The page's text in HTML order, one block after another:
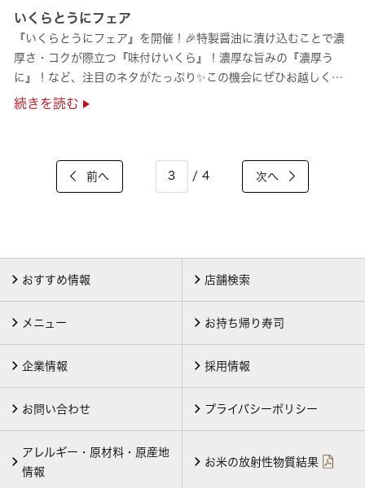
いくらとうにフェア
『いくらとうにフェア』を開催！🎉特製醤油に漬け込むことで濃
厚さ・コクが際立つ『味付けいくら』！濃厚な旨みの『濃厚う
に』！など、注目のネタがたっぷり✨この機会にぜひお越しくだ
さい！
続きを読む
前へ / 4 次へ
おすすめ情報 店舗検索
メニュー お持ち帰り寿司
企業情報 採用情報
お問い合わせ プライバシーポリシー
アレルギー・原材料・原産地
情報
お米の放射性物質結果